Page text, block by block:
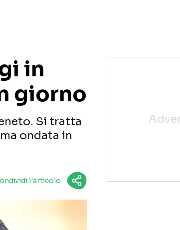
in
giorno
Si tratta
ondata in
l'articolo